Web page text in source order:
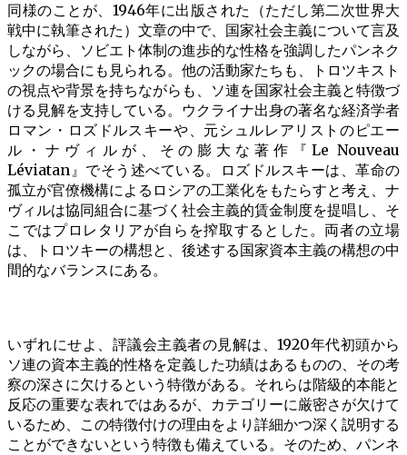
同様のことが、1946年に出版された（ただし第二次世界大
戦中に執筆された）文章の中で、国家社会主義について言及
しながら、ソビエト体制の進歩的な性格を強調したパンネク
ックの場合にも見られる。他の活動家たちも、トロツキスト
の視点や背景を持ちながらも、ソ連を国家社会主義と特徴づ
ける見解を支持している。ウクライナ出身の著名な経済学者
ロマン・ロズドルスキーや、元シュルレアリストのピエー
ル・ナヴィルが、その膨大な著作『Le Nouveau
Léviatan』でそう述べている。ロズドルスキーは、革命の
孤立が官僚機構によるロシアの工業化をもたらすと考え、ナ
ヴィルは協同組合に基づく社会主義的賃金制度を提唱し、そ
こではプロレタリアが自らを搾取するとした。両者の立場
は、トロツキーの構想と、後述する国家資本主義の構想の中
間的なバランスにある。
いずれにせよ、評議会主義者の見解は、1920年代初頭から
ソ連の資本主義的性格を定義した功績はあるものの、その考
察の深さに欠けるという特徴がある。それらは階級的本能と
反応の重要な表れではあるが、カテゴリーに厳密さが欠けて
いるため、この特徴付けの理由をより詳細かつ深く説明する
ことができないという特徴も備えている。そのため、パンネ